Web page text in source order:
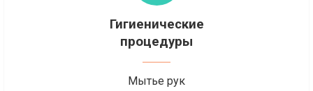
Гигиенические
процедуры
Мытье рук